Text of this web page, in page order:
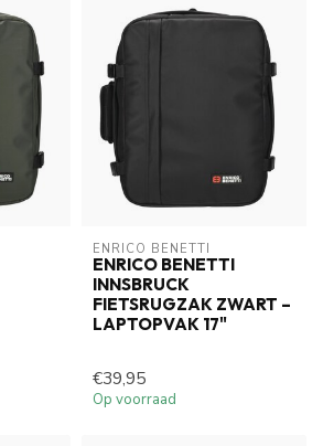
ENRICO BENETTI
ENRICO BENETTI
INNSBRUCK
FIETSRUGZAK ZWART –
LAPTOPVAK 17"
€39,95
Op voorraad